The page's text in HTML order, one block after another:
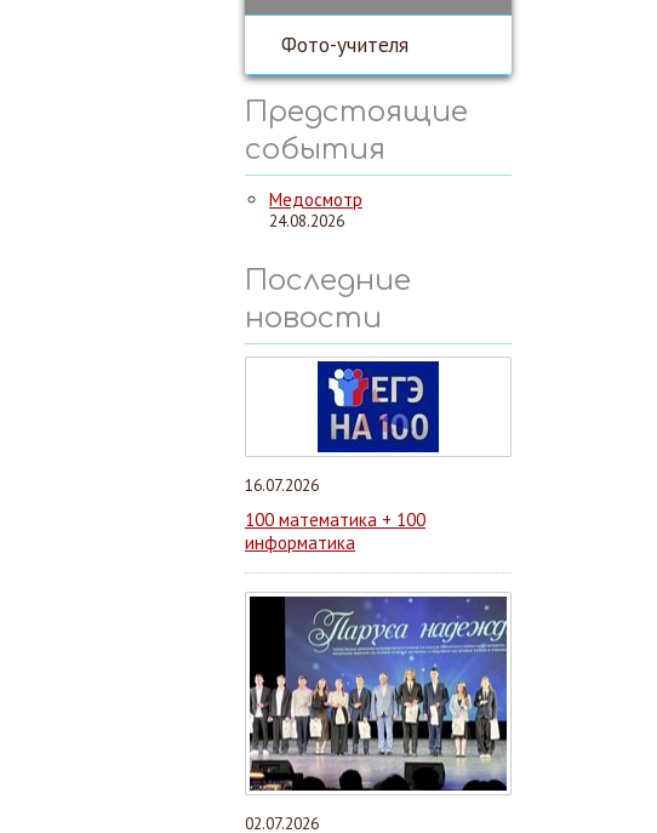
Фото-учителя
Предстоящие
события
Медосмотр
24.08.2026
Последние
новости
16.07.2026
100 математика + 100
информатика
02.07.2026